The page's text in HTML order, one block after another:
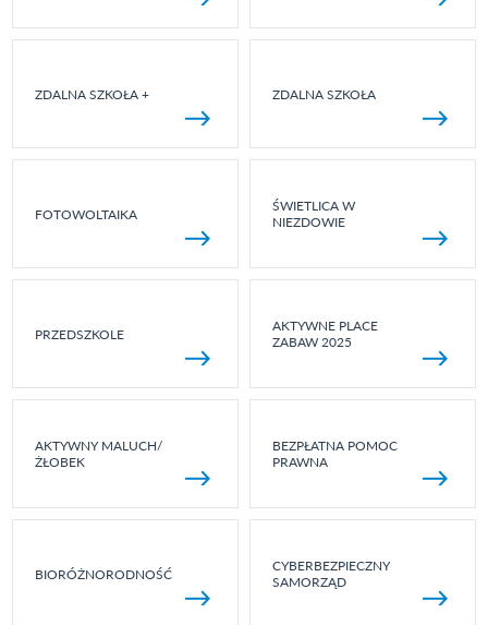
ZDALNA SZKOŁA + ZDALNA SZKOŁA
FOTOWOLTAIKA
ŚWIETLICA W
NIEZDOWIE
PRZEDSZKOLE
AKTYWNE PLACE
ZABAW 2025
AKTYWNY MALUCH/
ŻŁOBEK
BEZPŁATNA POMOC
PRAWNA
BIORÓŻNORODNOŚĆ
CYBERBEZPIECZNY
SAMORZĄD